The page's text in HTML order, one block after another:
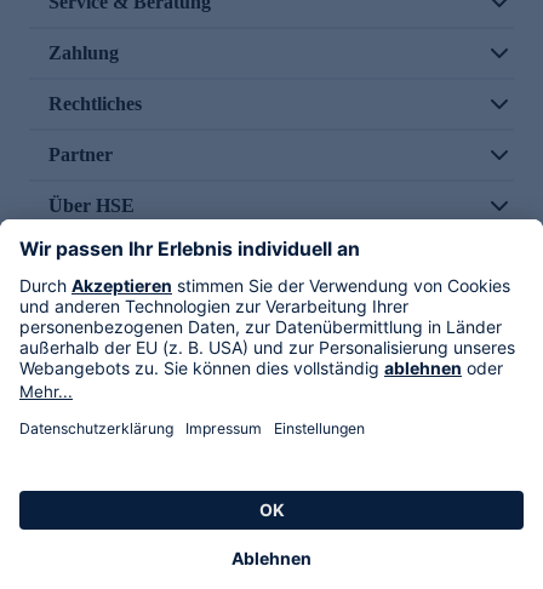
Zahlung
Rechtliches
Partner
Über HSE
Im TV
HSE International